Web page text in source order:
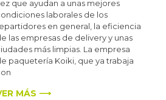
que ayudan a unas mejores
laborales de los
en general, la eficiencia
las empresas de delivery y unas
más limpias. La empresa
paquetería Koiki, que ya trabaja
MÁS ⟶